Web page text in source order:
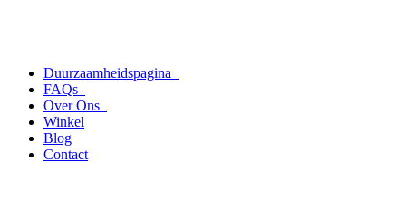
Duurzaamheidspagina
FAQs
Over Ons
Winkel
Blog
Contact